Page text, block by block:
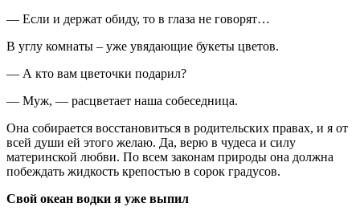
— Если и держат обиду, то в глаза не говорят…
В углу комнаты – уже увядающие букеты цветов.
— А кто вам цветочки подарил?
— Муж, — расцветает наша собеседница.
Она собирается восстановиться в родительских правах, и я от
всей души ей этого желаю. Да, верю в чудеса и силу
материнской любви. По всем законам природы она должна
побеждать жидкость крепостью в сорок градусов.
Свой океан водки я уже выпил